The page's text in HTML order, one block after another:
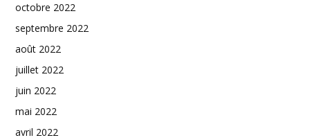
octobre 2022
septembre 2022
août 2022
juillet 2022
juin 2022
mai 2022
avril 2022